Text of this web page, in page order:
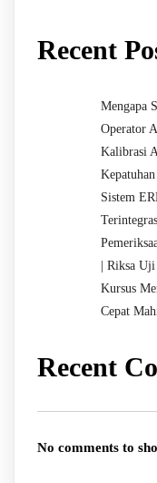
Recent
Mengapa
Operator
Kalibrasi
Sistem
| Riksa
Kursus
Cepat
Recent
No comments to